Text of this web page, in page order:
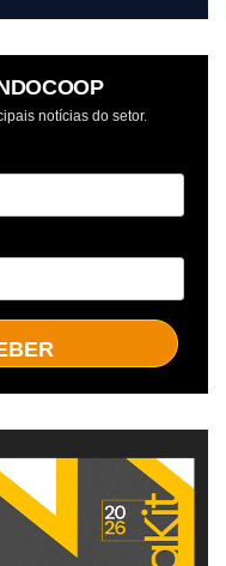
notícias do setor.